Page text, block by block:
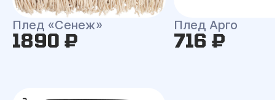
Плед «Сенеж»
1890 ₽
Плед Арго
716 ₽